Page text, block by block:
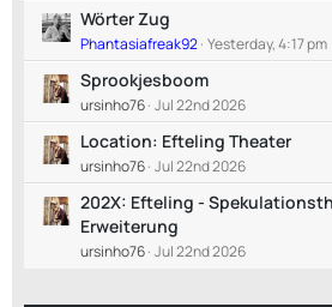
Wörter Zug
Phantasiafreak92 Yesterday, 4:17 pm
Sprookjesboom
ursinho76 Jul 22nd 2026
Location: Efteling Theater
ursinho76 Jul 22nd 2026
202X: Efteling -
Erweiterung
ursinho76 Jul 22nd 2026